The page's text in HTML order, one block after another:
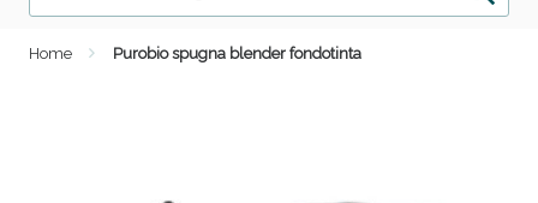
Home Purobio spugna blender fondotinta